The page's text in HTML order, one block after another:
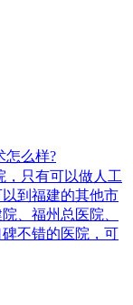
怎么样?
，只有可以做人工
到福建的其他市
、福州总医院、
不错的医院，可